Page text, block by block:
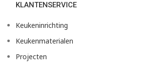
KLANTENSERVICE
Keukeninrichting
Keukenmaterialen
Projecten